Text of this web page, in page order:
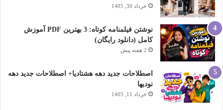
خرداد 30, 1405
نوشتن فیلمنامه کوتاه: 3 بهترین PDF آموزش
کامل (دانلود رایگان)
2 هفته پیش
اصطلاحات جدید دهه هشتادیا+ اصطلاحات جدید دهه
نودیها
خرداد 11, 1405